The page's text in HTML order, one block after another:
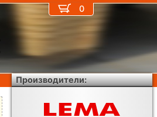
0
Производители: